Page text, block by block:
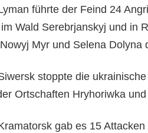
führte der Feind 24
Wald Serebrjanskyj und in
Myr und Selena Dolyna
stoppte die
Ortschaften Hryhoriwka
gab es 15